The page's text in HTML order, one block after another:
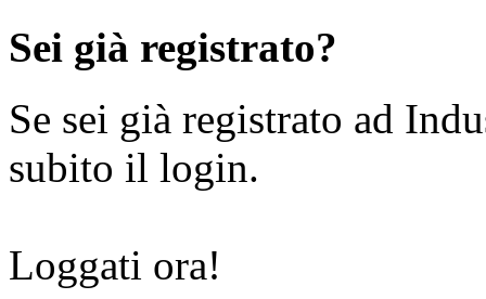
Sei già registrato?
Se sei già registrato ad
subito il login.
Loggati ora!